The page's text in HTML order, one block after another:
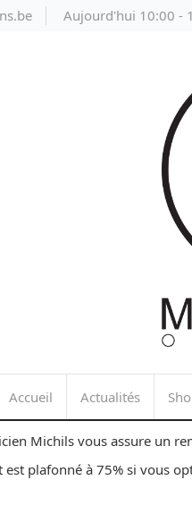
Aujourd'hui 10:00 -
Accueil Actualités
Michils vous assure un
plafonné à 75% si vous